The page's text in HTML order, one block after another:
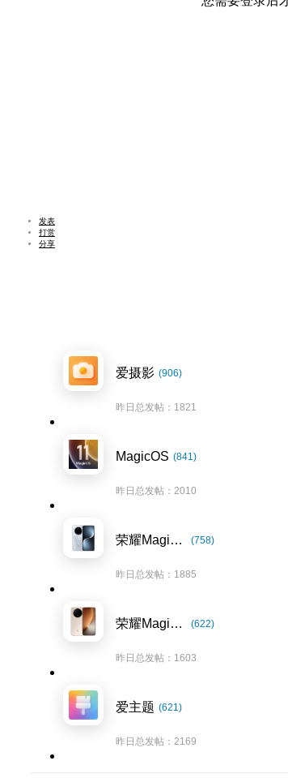
发表
打赏
分享
爱摄影 (906)
昨日总发帖：1821
MagicOS (841)
昨日总发帖：2010
荣耀Magic7系列 (758)
昨日总发帖：1885
荣耀Magic8系列 (622)
昨日总发帖：1603
爱主题 (621)
昨日总发帖：2169